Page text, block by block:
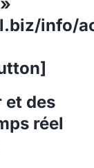
info/
et des
réel